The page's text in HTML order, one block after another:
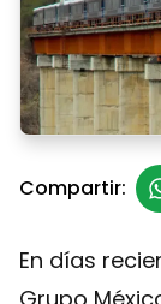
Grupo
Compartir:
En días